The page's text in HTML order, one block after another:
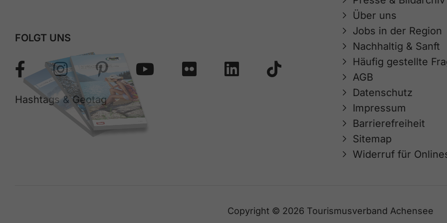
FOLGT UNS
Hashtags & Geotag
Über uns
Jobs in der Region
Nachhaltig & Sanft
Häufig gestellte
AGB
Datenschutz
Impressum
Barrierefreiheit
Sitemap
Widerruf für
Copyright © 2026 Tourismusverband Achensee